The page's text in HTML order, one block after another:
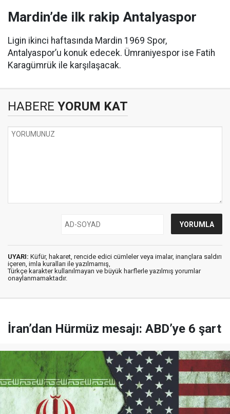
Mardin’de ilk rakip Antalyaspor
Ligin ikinci haftasında Mardin 1969 Spor,
Antalyaspor’u konuk edecek. Ümraniyespor ise Fatih
Karagümrük ile karşılaşacak.
HABERE YORUM KAT
UYARI: Küfür, hakaret, rencide edici cümleler veya imalar, inançlara saldırı
içeren, imla kuralları ile yazılmamış,
Türkçe karakter kullanılmayan ve büyük harflerle yazılmış yorumlar
onaylanmamaktadır.
İran’dan Hürmüz mesajı: ABD’ye 6 şart